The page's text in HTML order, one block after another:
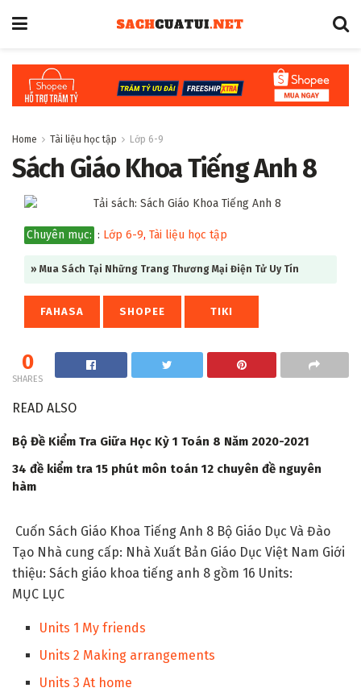
Home Tài liệu học tập Lớp 6-9
Sách Giáo Khoa Tiếng Anh 8
Chuyên mục: : Lớp 6-9, Tài liệu học tập
» Mua Sách Tại Những Trang Thương Mại Điện Tử Uy Tín
FAHASA SHOPEE TIKI
0
SHARES
READ ALSO
Bộ Đề Kiểm Tra Giữa Học Kỳ 1 Toán 8 Năm 2020-2021
34 đề kiểm tra 15 phút môn toán 12 chuyên đề nguyên
hàm
Cuốn Sách Giáo Khoa Tiếng Anh 8 Bộ Giáo Dục Và Đào
Tạo Nhà cung cấp: Nhà Xuất Bản Giáo Dục Việt Nam Giới
thiệu: Sách giáo khoa tiếng anh 8 gồm 16 Units:
MỤC LỤC
Units 1 My friends
Units 2 Making arrangements
Units 3 At home